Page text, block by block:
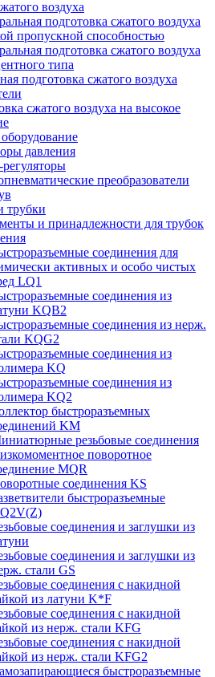
воздуха
подготовка сжатого воздуха
пропускной способностью
подготовка сжатого воздуха
типа
подготовка сжатого воздуха
сжатого воздуха на высокое
давления
преобразователи
трубки
и принадлежности для трубок
соединения для
активных и особо чистых
LQ1
соединения из
KQB2
соединения из нерж.
KQG2
соединения из
KQ
соединения из
KQ2
быстроразъемных
KM
резьбовые соединения
поворотное
MQR
соединения KS
быстроразъемные
соединения и заглушки из
соединения и заглушки из
стали GS
соединения с накидной
из латуни K*F
соединения с накидной
из нерж. стали KFG
соединения с накидной
из нерж. стали KFG2
быстроразъемные